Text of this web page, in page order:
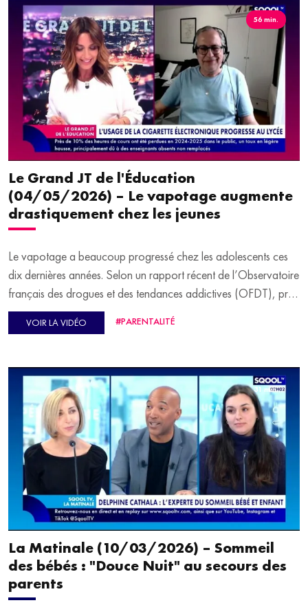
sportive, entrepreneure et engagée dans plusieurs associations,
Tiffany Mazars défend une conviction forte : la réussite n’a pas
une seule forme. Elle est notre invitée.
56 min.
Le Grand JT de l'Éducation
(04/05/2026) – Le vapotage augmente
drastiquement chez les jeunes
Le vapotage a beaucoup progressé chez les adolescents ces
dix dernières années. Selon un rapport récent de l’Observatoire
français des drogues et des tendances addictives (OFDT), près
d’un lycéen sur deux a déjà expérimenté la cigarette
électronique. Une tendance en hausse qui soulève des
Olivier Le Nézet, chargé d’études à l’OFDT, et le docteur
Marcel Garrigou-Grandchamp.
En seconde partie, regard sur les pigeons en milieu urbain.
Souvent mal-aimés, ils sont pourtant victimes de nombreuses
blessures liées à leur environnement. On en parle avec Jessy
Picard et Alina Lavrinenko, deux membres de l’association
"Pinpon pigeons", engagée pour une meilleure cohabitation
entre humains et oiseaux.
VOIR LA VIDÉO #PARENTALITÉ
31 min.
La Matinale (10/03/2026) – Sommeil
des bébés : "Douce Nuit" au secours des
parents